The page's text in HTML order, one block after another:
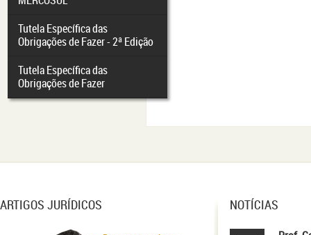
Tutela Específica das
Obrigações de Fazer - 2ª Edição
Tutela Específica das
Obrigações de Fazer
ARTIGOS JURÍDICOS NOTÍCIAS